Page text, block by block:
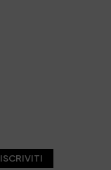
ISCRIVITI